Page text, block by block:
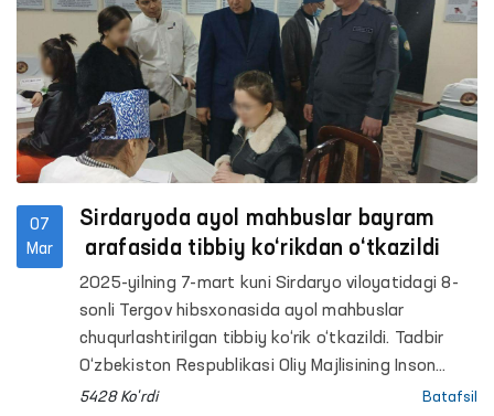
07
Mar
Sirdaryoda ayol mahbuslar bayram
arafasida tibbiy ko‘rikdan o‘tkazildi
2025-yilning 7-mart kuni Sirdaryo viloyatidagi 8-
sonli Tergov hibsxonasida ayol mahbuslar
chuqurlashtirilgan tibbiy ko‘rik o‘tkazildi. Tadbir
O‘zbekiston Respublikasi Oliy Majlisining Inson
huquqlari bo‘yicha vakili (ombudsman), Sirdaryo
5428 Ko'rdi Batafsil